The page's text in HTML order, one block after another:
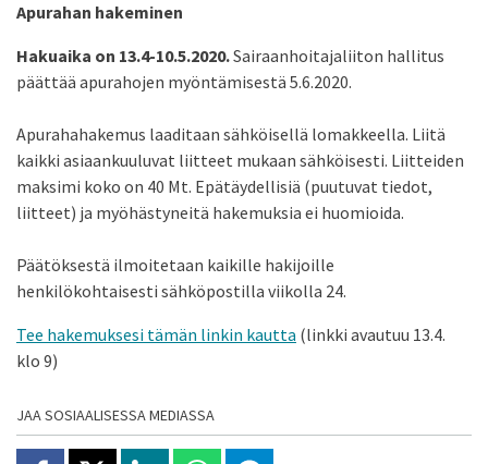
Apurahan hakeminen
Hakuaika on 13.4-10.5.2020.Sairaanhoitajaliiton hallitus
päättää apurahojen myöntämisestä 5.6.2020.
Apurahahakemus laaditaan sähköisellä lomakkeella. Liitä
kaikki asiaankuuluvat liitteet mukaan sähköisesti. Liitteiden
maksimi koko on 40 Mt. Epätäydellisiä (puutuvat tiedot,
liitteet) ja myöhästyneitä hakemuksia ei huomioida.
Päätöksestä ilmoitetaan kaikille hakijoille
henkilökohtaisesti sähköpostilla viikolla 24.
Tee hakemuksesi tämän linkin kautta (linkki avautuu 13.4.
klo 9)
JAA SOSIAALISESSA MEDIASSA